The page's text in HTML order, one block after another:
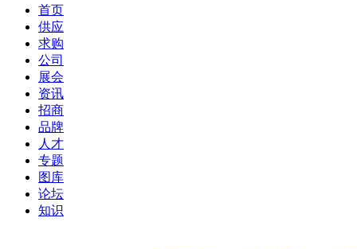
首页
供应
求购
公司
展会
资讯
招商
品牌
人才
专题
图库
论坛
知识